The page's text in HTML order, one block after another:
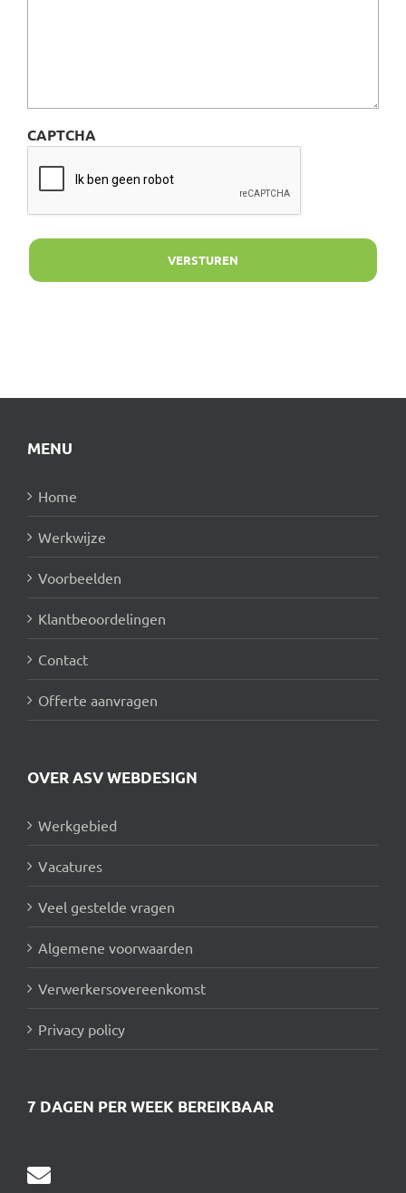
CAPTCHA
MENU
Home
Werkwijze
Voorbeelden
Klantbeoordelingen
Contact
Offerte aanvragen
OVER ASV WEBDESIGN
Werkgebied
Vacatures
Veel gestelde vragen
Algemene voorwaarden
Verwerkersovereenkomst
Privacy policy
7 DAGEN PER WEEK BEREIKBAAR